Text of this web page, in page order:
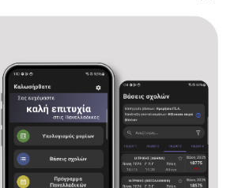
Αρχική
μορίων
Βάσεις σχολών